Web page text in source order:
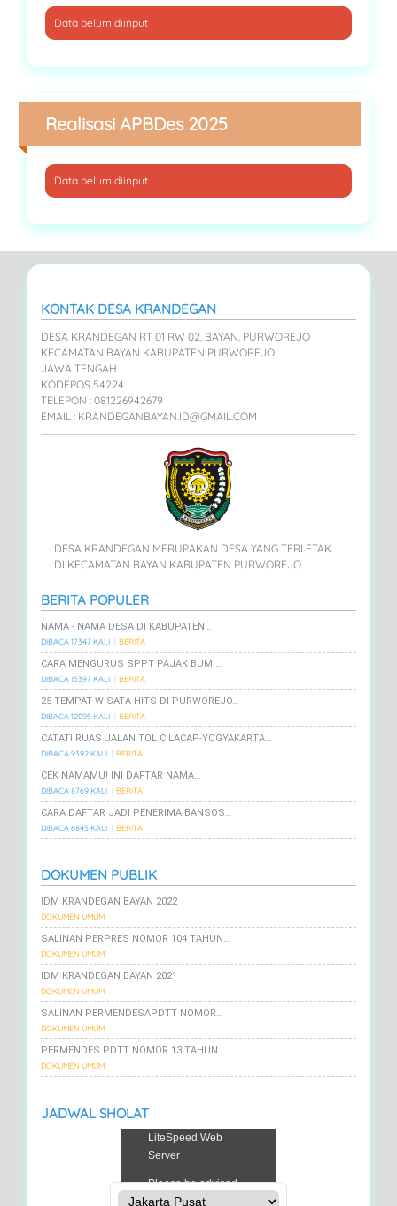
Data belum diinput
Realisasi APBDes 2025
Data belum diinput
KONTAK DESA KRANDEGAN
DESA KRANDEGAN RT 01 RW 02, BAYAN, PURWOREJO
KECAMATAN BAYAN KABUPATEN PURWOREJO
JAWA TENGAH
KODEPOS 54224
TELEPON : 081226942679
EMAIL : KRANDEGANBAYAN.ID@GMAIL.COM
DESA KRANDEGAN MERUPAKAN DESA YANG TERLETAK
DI KECAMATAN BAYAN KABUPATEN PURWOREJO
BERITA POPULER
NAMA - NAMA DESA DI KABUPATEN…
DIBACA 17347 KALI BERITA
CARA MENGURUS SPPT PAJAK BUMI…
DIBACA 15397 KALI BERITA
25 TEMPAT WISATA HITS DI PURWOREJO…
DIBACA 12095 KALI BERITA
CATAT! RUAS JALAN TOL CILACAP-YOGYAKARTA…
DIBACA 9392 KALI BERITA
CEK NAMAMU! INI DAFTAR NAMA…
DIBACA 8769 KALI BERITA
CARA DAFTAR JADI PENERIMA BANSOS…
DIBACA 6845 KALI BERITA
DOKUMEN PUBLIK
IDM KRANDEGAN BAYAN 2022
DOKUMEN UMUM
SALINAN PERPRES NOMOR 104 TAHUN…
DOKUMEN UMUM
IDM KRANDEGAN BAYAN 2021
DOKUMEN UMUM
SALINAN PERMENDESAPDTT NOMOR…
DOKUMEN UMUM
PERMENDES PDTT NOMOR 13 TAHUN…
DOKUMEN UMUM
JADWAL SHOLAT